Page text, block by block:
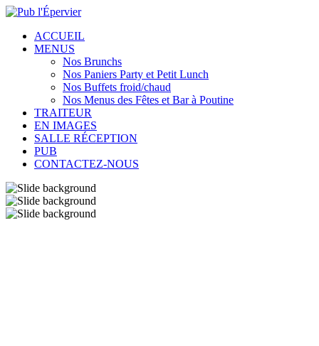
ACCUEIL
MENUS
Nos Brunchs
Nos Paniers Party et Petit Lunch
Nos Buffets froid/chaud
Nos Menus des Fêtes et Bar à Poutine
TRAITEUR
EN IMAGES
SALLE RÉCEPTION
PUB
CONTACTEZ-NOUS